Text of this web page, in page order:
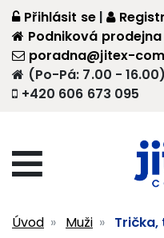
+420 606 673 095
(Po-Pá: 7.00 - 16.00)
poradna@jitex-
Přihlásit se |
Podniková prodejna
Úvod Muži Trička,